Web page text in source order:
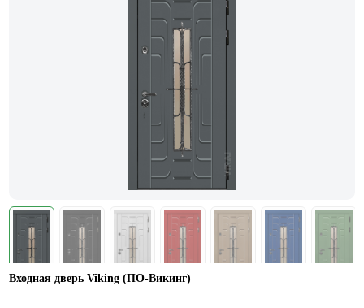
Входная дверь Viking (ПО-Викинг)